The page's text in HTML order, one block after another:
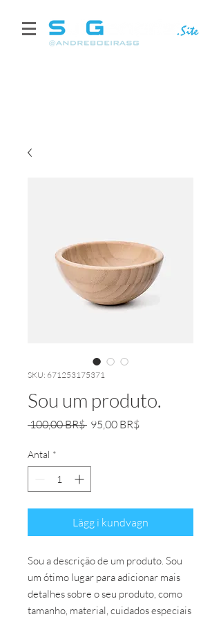
SKU: 671253175371
Sou um produto.
100,00 BR$ Ordinarie
95,00 BR$Reapris
Antal *
Lägg i kundvagn
Sou a descrição de um produto. Sou
um ótimo lugar para adicionar mais
detalhes sobre o seu produto, como
tamanho, material, cuidados especiais